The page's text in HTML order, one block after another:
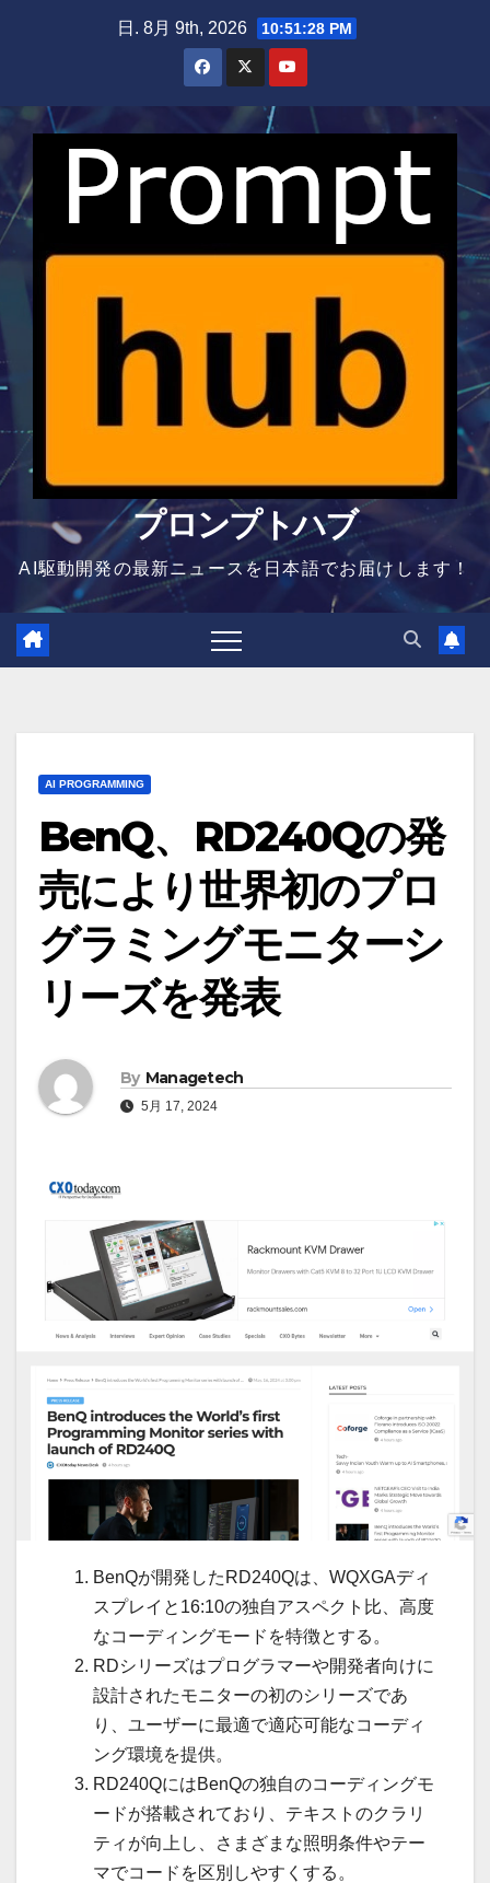
日. 8月 9th, 2026 10:51:29 PM
プロンプトハブ
AI駆動開発の最新ニュースを日本語でお届けします！
AI PROGRAMMING
BenQ、RD240Qの発
売により世界初のプロ
グラミングモニターシ
リーズを発表
By Managetech
5月 17, 2024
BenQが開発したRD240Qは、WQXGAディ
スプレイと16:10の独自アスペクト比、高度
なコーディングモードを特徴とする。
RDシリーズはプログラマーや開発者向けに
設計されたモニターの初のシリーズであ
り、ユーザーに最適で適応可能なコーディ
ング環境を提供。
RD240QにはBenQの独自のコーディングモ
ードが搭載されており、テキストのクラリ
ティが向上し、さまざまな照明条件やテー
マでコードを区別しやすくする。